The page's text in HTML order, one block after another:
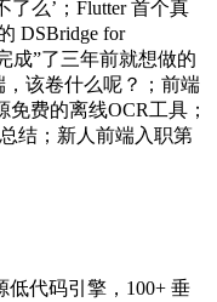
了么’；Flutter 首个真
DSBridge for
成”了三年前就想做的
，该卷什么呢？；前端
费的离线OCR工具；
结；新人前端入职第
低代码引擎，100+ 垂